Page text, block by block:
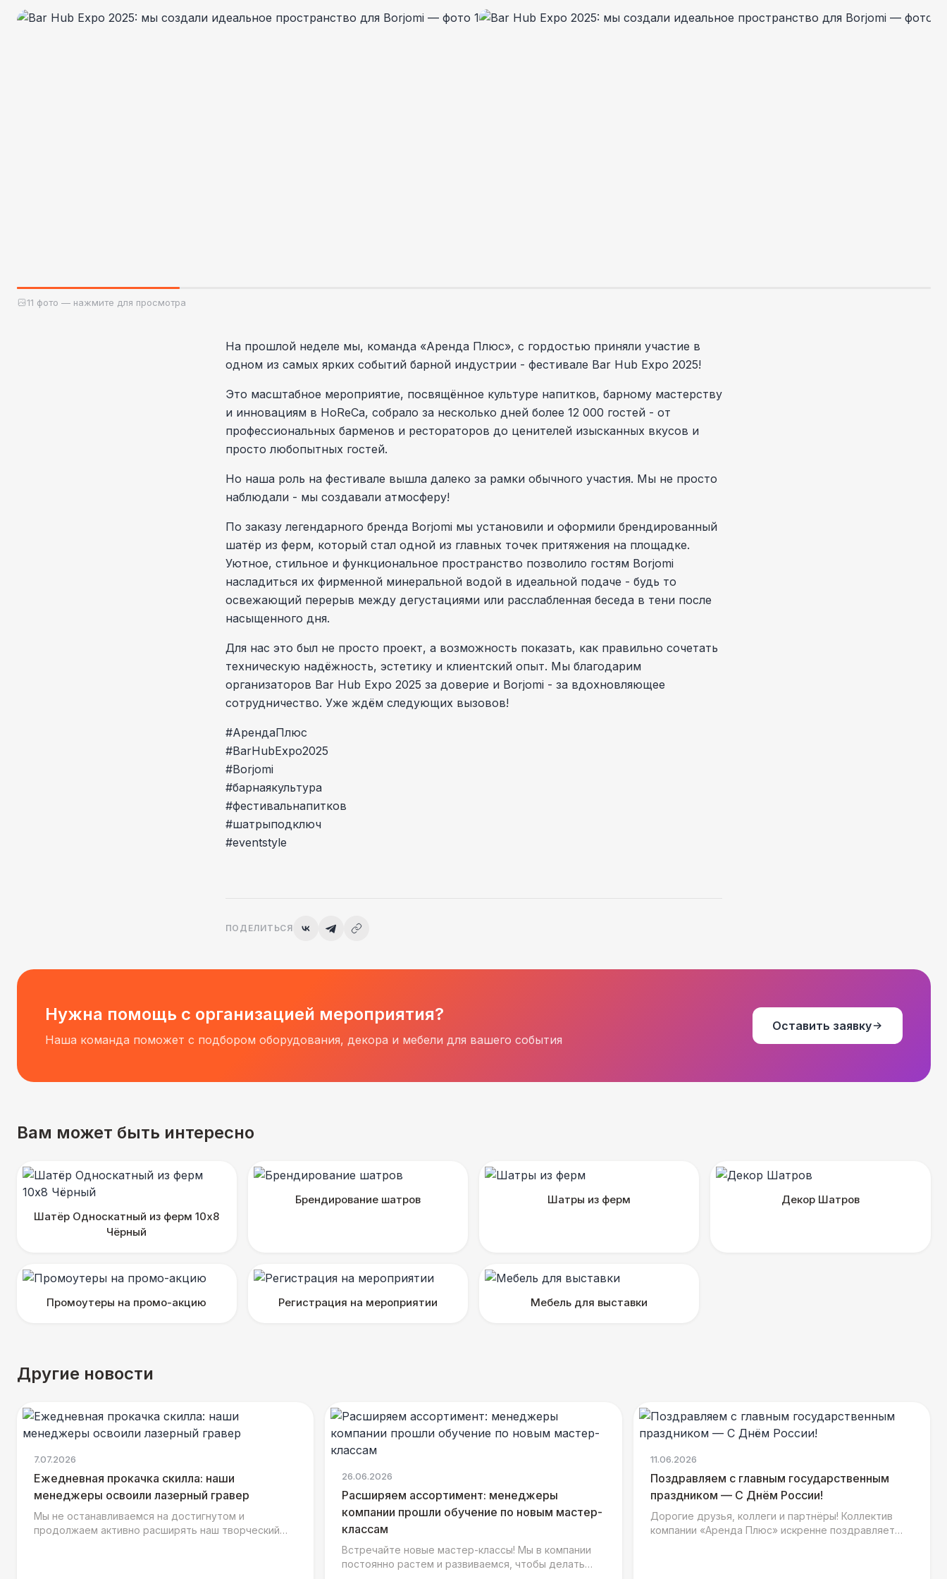
11 фото — нажмите для просмотра
На прошлой неделе мы, команда «Аренда Плюс», с гордостью приняли участие в
одном из самых ярких событий барной индустрии - фестивале Bar Hub Expo 2025!
Это масштабное мероприятие, посвящённое культуре напитков, барному мастерству
и инновациям в HoReCa, собрало за несколько дней более 12 000 гостей - от
профессиональных барменов и рестораторов до ценителей изысканных вкусов и
просто любопытных гостей.
Но наша роль на фестивале вышла далеко за рамки обычного участия. Мы не просто
наблюдали - мы создавали атмосферу!
По заказу легендарного бренда Borjomi мы установили и оформили брендированный
шатёр из ферм, который стал одной из главных точек притяжения на площадке.
Уютное, стильное и функциональное пространство позволило гостям Borjomi
насладиться их фирменной минеральной водой в идеальной подаче - будь то
освежающий перерыв между дегустациями или расслабленная беседа в тени после
насыщенного дня.
Для нас это был не просто проект, а возможность показать, как правильно сочетать
техническую надёжность, эстетику и клиентский опыт. Мы благодарим
организаторов Bar Hub Expo 2025 за доверие и Borjomi - за вдохновляющее
сотрудничество. Уже ждём следующих вызовов!
#АрендаПлюс
#BarHubExpo2025
#Borjomi
#барнаякультура
#фестивальнапитков
#шатрыподключ
#eventstyle
ПОДЕЛИТЬСЯ
Нужна помощь с организацией мероприятия?
Наша команда поможет с подбором оборудования, декора и мебели для вашего события
Оставить заявку
Вам может быть интересно
Шатёр Односкатный из ферм 10х8
Чёрный
Брендирование шатров Шатры из ферм Декор Шатров
Промоутеры на промо-акцию Регистрация на мероприятии Мебель для выставки
Другие новости
7.07.2026
Ежедневная прокачка скилла: наши
менеджеры освоили лазерный гравер
Мы не останавливаемся на достигнутом и
продолжаем активно расширять наш творческий
26.06.2026
Расширяем ассортимент: менеджеры
компании прошли обучение по новым мастер-
классам
Встречайте новые мастер-классы! Мы в компании
постоянно растем и развиваемся, чтобы делать
11.06.2026
Поздравляем с главным государственным
праздником — С Днём России!
Дорогие друзья, коллеги и партнёры! Коллектив
компании «Аренда Плюс» искренне поздравляет